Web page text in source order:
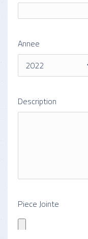
Annee
Description
Piece Jointe